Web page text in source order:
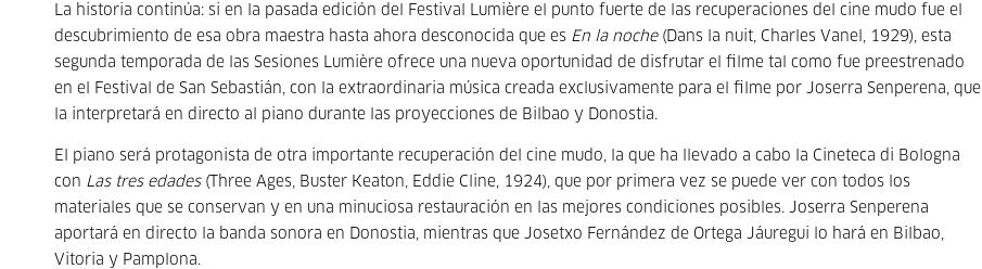
La historia continúa: si en la pasada edición del Festival Lumière el punto fuerte de las recuperaciones del cine mudo fue el
descubrimiento de esa obra maestra hasta ahora desconocida que es En la noche(Dans la nuit, Charles Vanel, 1929), esta
segunda temporada de las Sesiones Lumière ofrece una nueva oportunidad de disfrutar el filme tal como fue preestrenado
en el Festival de San Sebastián, con la extraordinaria música creada exclusivamente para el filme por Joserra Senperena, que
la interpretará en directo al piano durante las proyecciones de Bilbao y Donostia.
El piano será protagonista de otra importante recuperación del cine mudo, la que ha llevado a cabo la Cineteca di Bologna
con Las tres edades(Three Ages, Buster Keaton, Eddie Cline, 1924), que por primera vez se puede ver con todos los
materiales que se conservan y en una minuciosa restauración en las mejores condiciones posibles. Joserra Senperena
aportará en directo la banda sonora en Donostia, mientras que Josetxo Fernández de Ortega Jáuregui lo hará en Bilbao,
Vitoria y Pamplona.